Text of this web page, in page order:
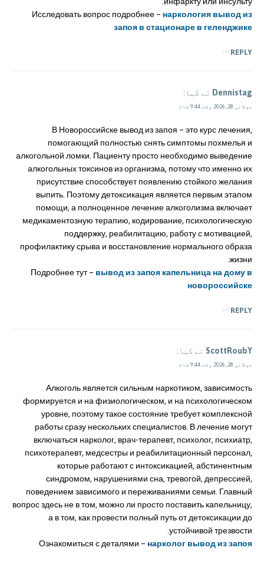
Исследовать вопрос подробнее – наркология вывод из
запоя в стационаре в геленджике
REPLY
Dennistag نے کہا:
جولائی 28, 2026 وقت 9:44 شام
В Новороссийске вывод из запоя – это курс лечения,
помогающий полностью снять симптомы похмелья и
алкогольной ломки. Пациенту просто необходимо выведение
алкогольных токсинов из организма, потому что именно их
присутствие способствует появлению стойкого желания
выпить. Поэтому детоксикация является первым этапом
помощи, а полноценное лечение алкоголизма включает
медикаментозную терапию, кодирование, психологическую
поддержку, реабилитацию, работу с мотивацией,
профилактику срыва и восстановление нормального образа
жизни.
Подробнее тут – вывод из запоя капельница на дому в
новороссийске
REPLY
ScottRoubY نے کہا:
جولائی 28, 2026 وقت 9:44 شام
Алкоголь является сильным наркотиком, зависимость
формируется и на физиологическом, и на психологическом
уровне, поэтому такое состояние требует комплексной
работы сразу нескольких специалистов. В лечение могут
включаться нарколог, врач-терапевт, психолог, психиатр,
психотерапевт, медсестры и реабилитационный персонал,
которые работают с интоксикацией, абстинентным
синдромом, нарушениями сна, тревогой, депрессией,
поведением зависимого и переживаниями семьи. Главный
вопрос здесь не в том, можно ли просто поставить капельницу,
а в том, как провести полный путь от детоксикации до
устойчивой трезвости.
Ознакомиться с деталями – нарколог вывод из запоя